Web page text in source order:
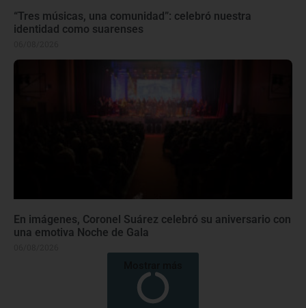
“Tres músicas, una comunidad”: celebró nuestra
identidad como suarenses
En imágenes, Coronel Suárez celebró su aniversario con
una emotiva Noche de Gala